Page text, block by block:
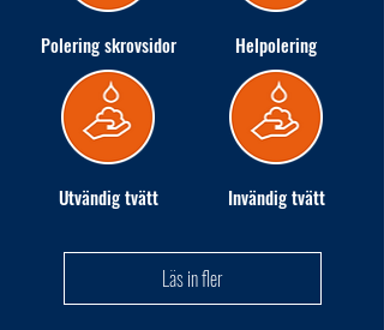
Polering skrovsidor Helpolering
Utvändig tvätt Invändig tvätt
Läs in fler